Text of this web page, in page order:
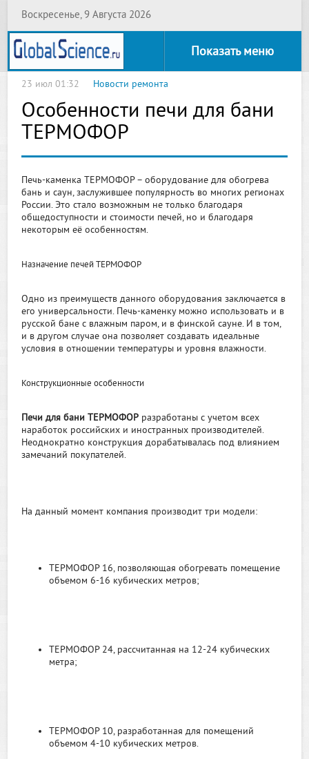
Воскресенье, 9 Августа 2026
Показать меню
23 июл 01:32 Новости ремонта
Особенности печи для бани
ТЕРМОФОР
Печь-каменка ТЕРМОФОР – оборудование для обогрева
бань и саун, заслужившее популярность во многих регионах
России. Это стало возможным не только благодаря
общедоступности и стоимости печей, но и благодаря
некоторым её особенностям.
Назначение печей ТЕРМОФОР
Одно из преимуществ данного оборудования заключается в
его универсальности. Печь-каменку можно использовать и в
русской бане с влажным паром, и в финской сауне. И в том,
и в другом случае она позволяет создавать идеальные
условия в отношении температуры и уровня влажности.
Конструкционные особенности
Печи для бани ТЕРМОФОР разработаны с учетом всех
наработок российских и иностранных производителей.
Неоднократно конструкция дорабатывалась под влиянием
замечаний покупателей.
На данный момент компания производит три модели:
ТЕРМОФОР 16, позволяющая обогревать помещение
объемом 6-16 кубических метров;
ТЕРМОФОР 24, рассчитанная на 12-24 кубических
метра;
ТЕРМОФОР 10, разработанная для помещений
объемом 4-10 кубических метров.